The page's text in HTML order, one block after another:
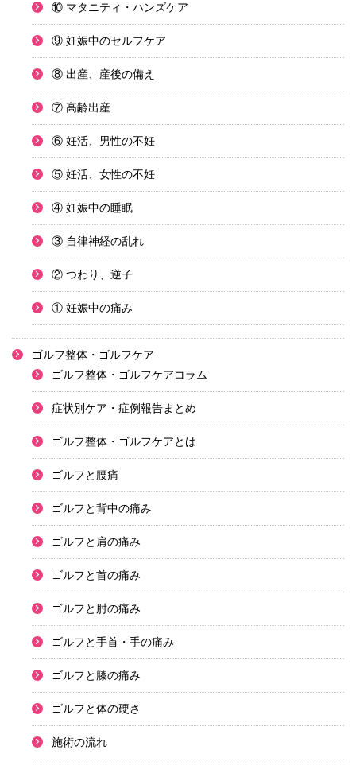
⑩ マタニティ・ハンズケア
⑨ 妊娠中のセルフケア
⑧ 出産、産後の備え
⑦ 高齢出産
⑥ 妊活、男性の不妊
⑤ 妊活、女性の不妊
④ 妊娠中の睡眠
③ 自律神経の乱れ
② つわり、逆子
① 妊娠中の痛み
ゴルフ整体・ゴルフケア
ゴルフ整体・ゴルフケアコラム
症状別ケア・症例報告まとめ
ゴルフ整体・ゴルフケアとは
ゴルフと腰痛
ゴルフと背中の痛み
ゴルフと肩の痛み
ゴルフと首の痛み
ゴルフと肘の痛み
ゴルフと手首・手の痛み
ゴルフと膝の痛み
ゴルフと体の硬さ
施術の流れ